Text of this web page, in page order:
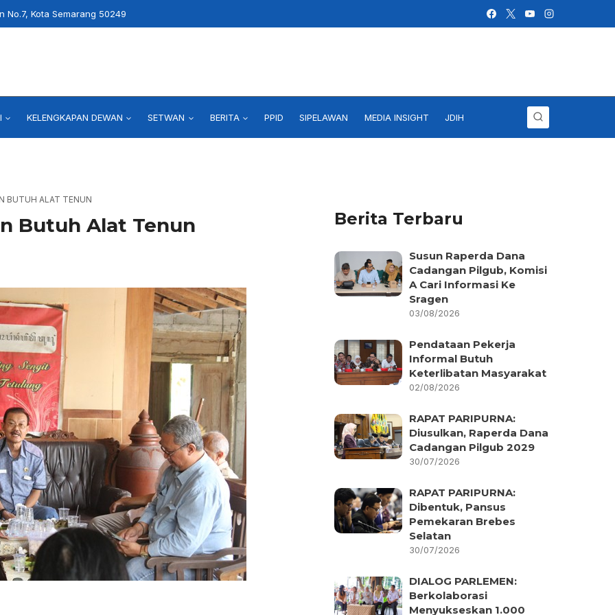
No.7, Kota Semarang 50249
KELENGKAPAN DEWAN SETWAN BERITA PPID SIPELAWAN MEDIA INSIGHT JDIH
BUTUH ALAT TENUN
Butuh Alat Tenun Berita Terbaru
Susun Raperda Dana
Cadangan Pilgub, Komisi
A Cari Informasi Ke
Sragen
03/08/2026
Pendataan Pekerja
Informal Butuh
Keterlibatan Masyarakat
02/08/2026
RAPAT PARIPURNA:
Diusulkan, Raperda Dana
Cadangan Pilgub 2029
30/07/2026
RAPAT PARIPURNA:
Dibentuk, Pansus
Pemekaran Brebes
Selatan
30/07/2026
DIALOG PARLEMEN:
Berkolaborasi
Menyukseskan 1.000